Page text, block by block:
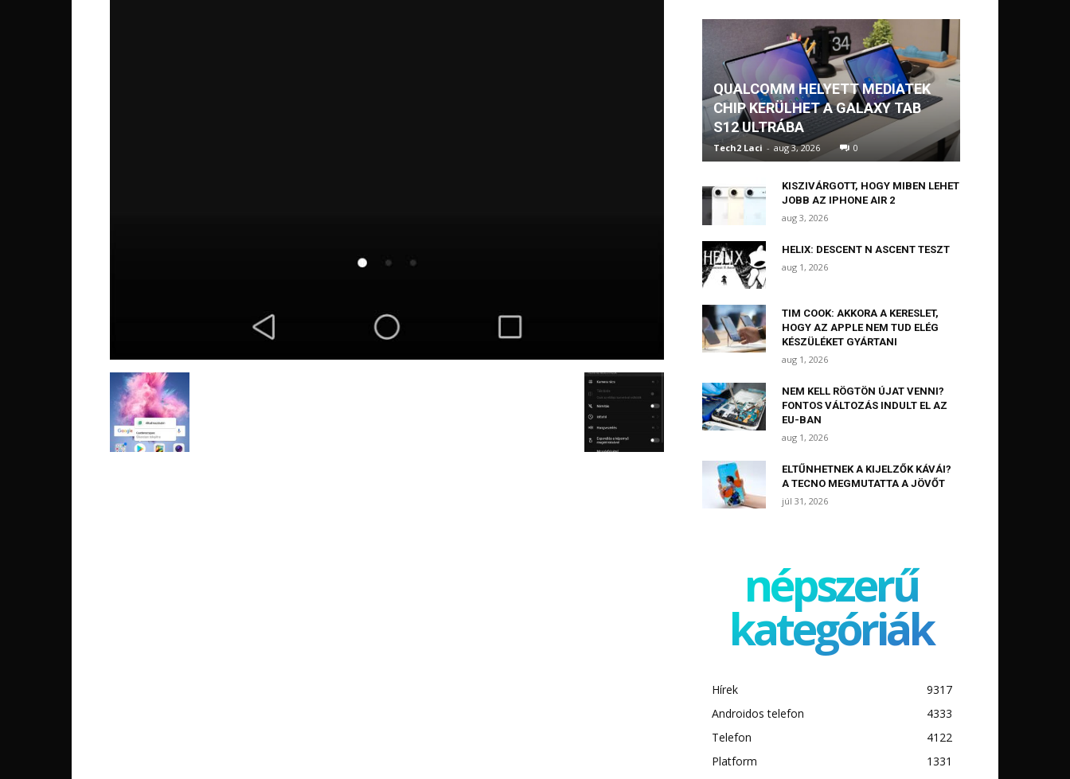
QUALCOMM HELYETT MEDIATEK
CHIP KERÜLHET A GALAXY TAB
S12 ULTRÁBA
Tech2 Laci - aug 3, 2026 0
KISZIVÁRGOTT, HOGY MIBEN LEHET
JOBB AZ IPHONE AIR 2
aug 3, 2026
HELIX: DESCENT N ASCENT TESZT
aug 1, 2026
TIM COOK: AKKORA A KERESLET,
HOGY AZ APPLE NEM TUD ELÉG
KÉSZÜLÉKET GYÁRTANI
aug 1, 2026
NEM KELL RÖGTÖN ÚJAT VENNI?
FONTOS VÁLTOZÁS INDULT EL AZ
EU-BAN
aug 1, 2026
ELTŰNHETNEK A KIJELZŐK KÁVÁI?
A TECNO MEGMUTATTA A JÖVŐT
júl 31, 2026
népszerű
kategóriák
Hírek
9317
Androidos telefon
4333
Telefon
4122
Platform
1331